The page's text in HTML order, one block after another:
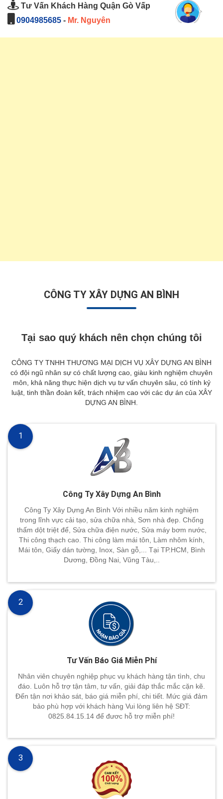
Tư Vấn Khách Hàng Quận Gò Vấp
0904985685 - Mr. Nguyên
CÔNG TY XÂY DỰNG AN BÌNH
Tại sao quý khách nên chọn chúng tôi
CÔNG TY TNHH THƯƠNG MẠI DỊCH VỤ XÂY DỰNG AN BÌNH
có đội ngũ nhân sự có chất lượng cao, giàu kinh nghiệm chuyên
môn, khả năng thực hiện dịch vụ tư vấn chuyên sâu, có tính kỷ
luật, tinh thần đoàn kết, trách nhiệm cao với các dự án của XÂY
DỰNG AN BÌNH.
Công Ty Xây Dựng An Bình
Công Ty Xây Dựng An Bình Với nhiều năm kinh nghiệm
trong lĩnh vực cải tạo, sửa chữa nhà, Sơn nhà đẹp. Chống
thấm dột triệt để, Sửa chữa điện nước, Sửa máy bơm nước,
Thi công thạch cao. Thi công làm mái tôn, Làm nhôm kính,
Mái tôn, Giấy dán tường, Inox, Sàn gỗ,... Tại TP.HCM, Bình
Dương, Đồng Nai, Vũng Tàu,..
1
Tư Vấn Báo Giá Miễn Phí
Nhân viên chuyên nghiệp phục vụ khách hàng tận tình, chu
đáo. Luôn hỗ trợ tận tâm, tư vấn, giải đáp thắc mắc cặn kẽ.
Đến tận nơi khảo sát, báo giá miễn phí, chi tiết. Mức giá đảm
bảo phù hợp với khách hàng Vui lòng liên hệ SĐT:
0825.84.15.14 để đươc hỗ trợ miễn phí!
2
3